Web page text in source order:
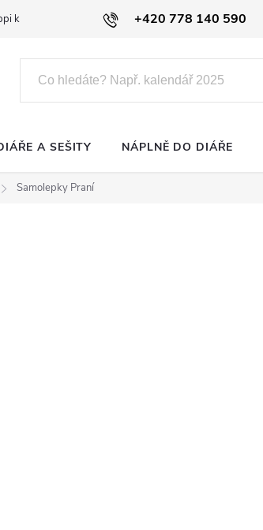
+420 778 140 590
klub
A SEŠITY NÁPLNĚ DO DIÁŘE
Samolepky Praní